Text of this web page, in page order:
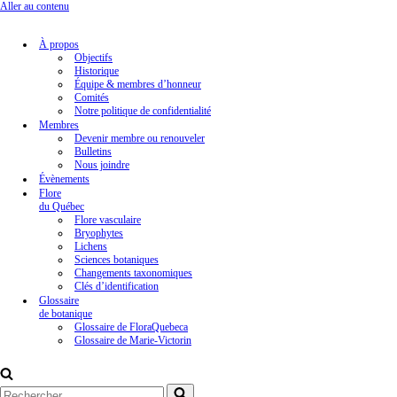
Aller au contenu
À propos
Objectifs
Historique
Équipe & membres d’honneur
Comités
Notre politique de confidentialité
Membres
Devenir membre ou renouveler
Bulletins
Nous joindre
Évènements
Flore
du Québec
Flore vasculaire
Bryophytes
Lichens
Sciences botaniques
Changements taxonomiques
Clés d’identification
Glossaire
de botanique
Glossaire de FloraQuebeca
Glossaire de Marie-Victorin
Rechercher...